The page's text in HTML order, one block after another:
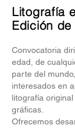
Litografía
Edición de
Convocatoria
edad, de
parte del mundo,
interesados en
litografía
gráficas.
Ofrecemos